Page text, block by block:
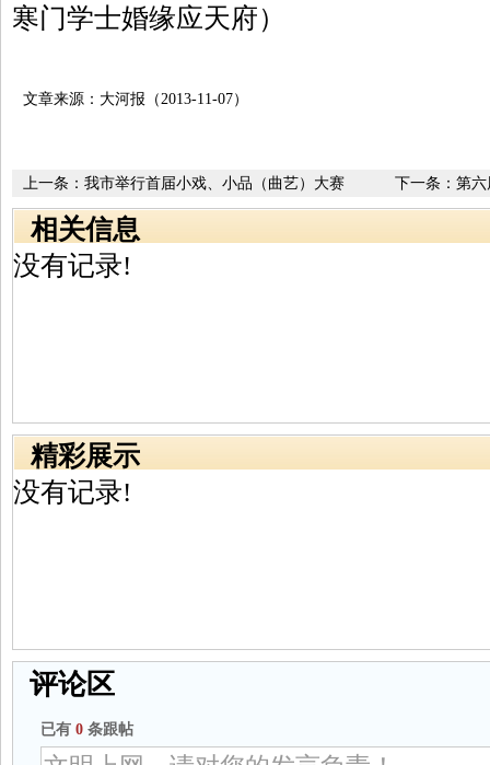
寒门学士婚缘应天府）
文章来源：大河报（2013-11-07）
下一条： 第六
将举行
上一条： 我市举行首届小戏、小品（曲艺）大赛
相关信息
没有记录!
精彩展示
没有记录!
评论区
已有 0 条跟帖